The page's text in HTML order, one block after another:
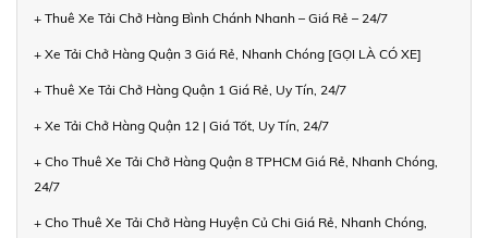
+ Thuê Xe Tải Chở Hàng Bình Chánh Nhanh – Giá Rẻ – 24/7
+ Xe Tải Chở Hàng Quận 3 Giá Rẻ, Nhanh Chóng [GỌI LÀ CÓ XE]
+ Thuê Xe Tải Chở Hàng Quận 1 Giá Rẻ, Uy Tín, 24/7
+ Xe Tải Chở Hàng Quận 12 | Giá Tốt, Uy Tín, 24/7
+ Cho Thuê Xe Tải Chở Hàng Quận 8 TPHCM Giá Rẻ, Nhanh Chóng,
24/7
+ Cho Thuê Xe Tải Chở Hàng Huyện Củ Chi Giá Rẻ, Nhanh Chóng,